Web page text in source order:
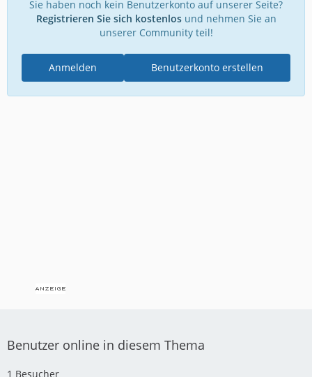
Sie haben noch kein Benutzerkonto auf unserer Seite?
Registrieren Sie sich kostenlosund nehmen Sie an
unserer Community teil!
Benutzerkonto erstellen
Anmelden
Benutzer online in diesem Thema
1 Besucher